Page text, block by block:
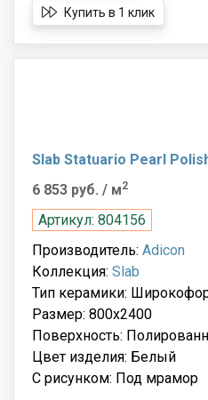
Купить в 1 клик
Slab Statuario Pearl
6 853 руб. / м2
Артикул: 804156
Производитель: Adicon
Коллекция: Slab
Тип керамики:
Размер: 800x2400
Поверхность:
Цвет изделия: Белый
С рисунком: Под мрамор